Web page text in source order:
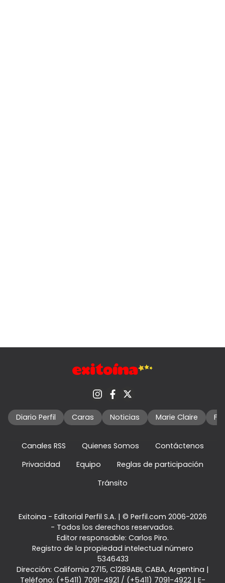
Diario Perfil Caras Noticias Marie Claire
Canales RSS Quienes Somos
Contáctenos
Privacidad
Equipo
Reglas de participación
Tránsito
Exitoina - Editorial Perfil S.A. | © Perfil.com 2006-2026
- Todos los derechos reservados.
Editor responsable: Carlos Piro.
Registro de la propiedad intelectual número
5346433
Dirección: California 2715, C1289ABI, CABA, Argentina |
Teléfono: (+5411) 7091-4921 / (+5411) 7091-4922| E-